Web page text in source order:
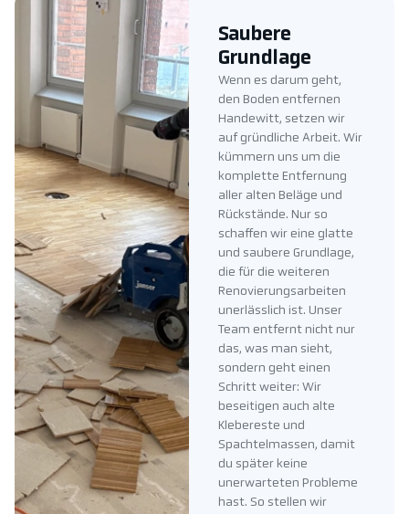
Saubere
Grundlage
Wenn es darum geht,
den Boden entfernen
Handewitt, setzen wir
auf gründliche Arbeit. Wir
kümmern uns um die
komplette Entfernung
aller alten Beläge und
Rückstände. Nur so
schaffen wir eine glatte
und saubere Grundlage,
die für die weiteren
Renovierungsarbeiten
unerlässlich ist. Unser
Team entfernt nicht nur
das, was man sieht,
sondern geht einen
Schritt weiter: Wir
beseitigen auch alte
Klebereste und
Spachtelmassen, damit
du später keine
unerwarteten Probleme
hast. So stellen wir